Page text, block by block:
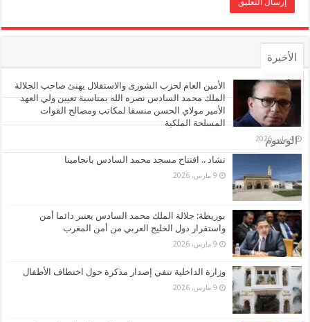
الأخيرة
الأشهر
تعليقات
الوسوم
الأمين العام لحزب الشورى والاستقلال يهنئ صاحب الجلالة
الملك محمد السادس نصره الله بمناسبة تعيين ولي العهد
الأمير مولاي الحسن منسقا لمكاتب ومصالح القوات
المسلحة الملكية
4 مايو، 2026
تشاد .. افتتاح مسجد محمد السادس بانجامينا
9 مارس، 2026
بوريطة: جلالة الملك محمد السادس يعتبر دائما أمن
واستقرار دول الخليج العربي من أمن المغرب
9 مارس، 2026
وزارة الداخلية تنفي إصدار مذكرة حول اختطاف الأطفال
9 مارس، 2026